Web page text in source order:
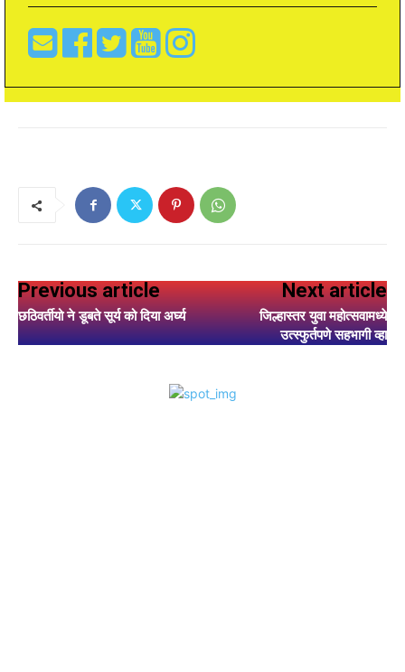
Previous article
छठिवर्तीयो ने डूबते सूर्य को दिया अर्घ्य
Next article
जिल्हास्तर युवा महोत्सवामध्ये
उत्स्फुर्तपणे सहभागी व्हा